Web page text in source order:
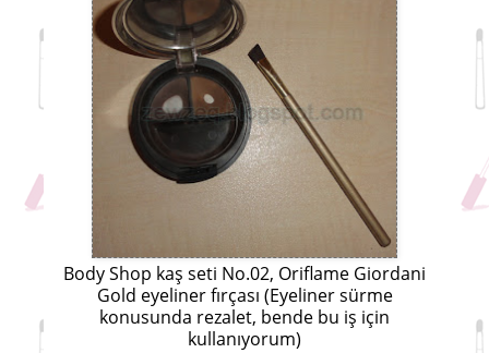
Body Shop kaş seti No.02, Oriflame Giordani
Gold eyeliner fırçası (Eyeliner sürme
konusunda rezalet, bende bu iş için
kullanıyorum)